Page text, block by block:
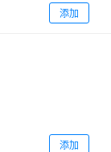
添加
添加